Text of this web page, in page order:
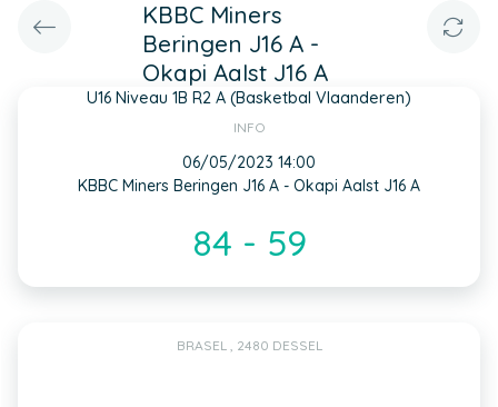
KBBC Miners
Beringen J16 A -
Okapi Aalst J16 A
U16 Niveau 1B R2 A (Basketbal Vlaanderen)
INFO
06/05/2023 14:00
KBBC Miners Beringen J16 A - Okapi Aalst J16 A
84 - 59
BRASEL , 2480 DESSEL